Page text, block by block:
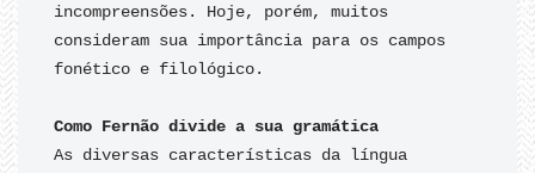
incompreensões. Hoje, porém, muitos
consideram sua importância para os campos
fonético e filológico.
Como Fernão divide a sua gramática
As diversas características da língua